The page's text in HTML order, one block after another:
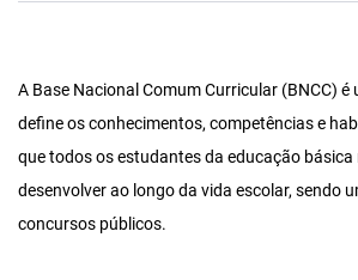
A Base Nacional Comum Curricular (BNCC)
define os conhecimentos, competências e
que todos os estudantes da educação básica
desenvolver ao longo da vida escolar, sendo
concursos públicos.